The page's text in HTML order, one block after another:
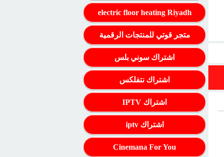
electric floor heating Riyadh
متجر قوتي للمنتجات الرقمية
اشتراك سوني بلس
اشتراك نتفلكس
اشتراك IPTV
اشتراك iptv
Cinemana For You